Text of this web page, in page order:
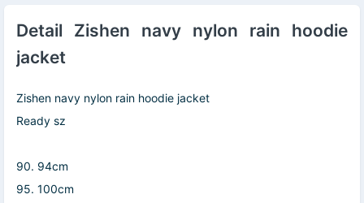
Detail Zishen navy nylon rain hoodie
jacket
Zishen navy nylon rain hoodie jacket
Ready sz
90. 94cm
95. 100cm